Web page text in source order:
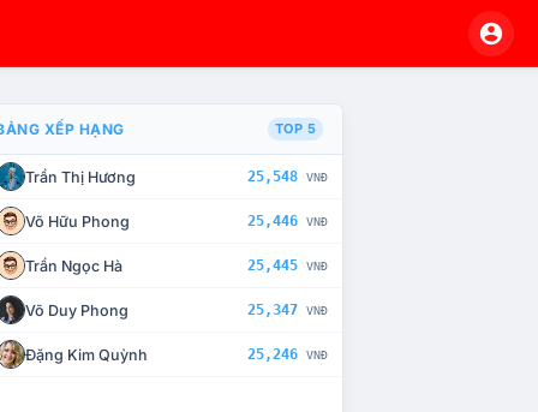
CHẾ TÀI XỬ LÝ VI PHẠM
XẾP HẠNG TOP 5
Trần Thị Hương 25,548 VNĐ
Võ Hữu Phong 25,446 VNĐ
Trần Ngọc Hà 25,445 VNĐ
Võ Duy Phong 25,347 VNĐ
Đặng Kim Quỳnh 25,246 VNĐ